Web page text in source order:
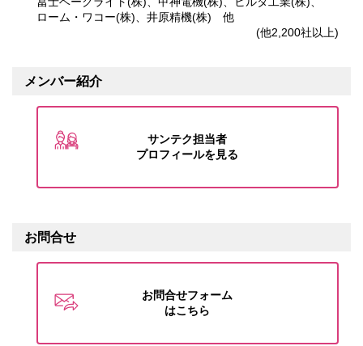
ローム・ワコー(株)、 井原精機(株) 他
(他2,200社以上)
メンバー紹介
サンテク担当者
プロフィールを見る
お問合せ
お問合せフォーム
はこちら